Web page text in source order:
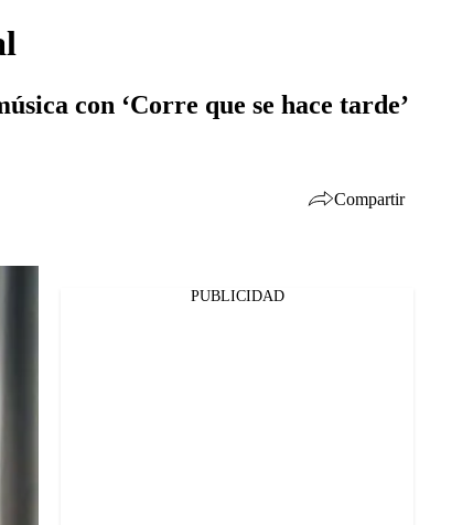
con ‘Corre que se hace tarde’
Compartir
PUBLICIDAD